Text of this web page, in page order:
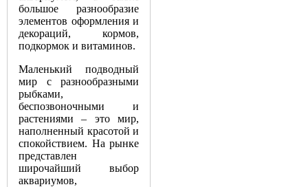
большое разнообразие
элементов оформления и
декораций, кормов,
подкормок и витаминов.
Маленький подводный
мир с разнообразными
рыбками,
беспозвоночными и
растениями – это мир,
наполненный красотой и
спокойствием. На рынке
представлен
широчайший выбор
аквариумов,